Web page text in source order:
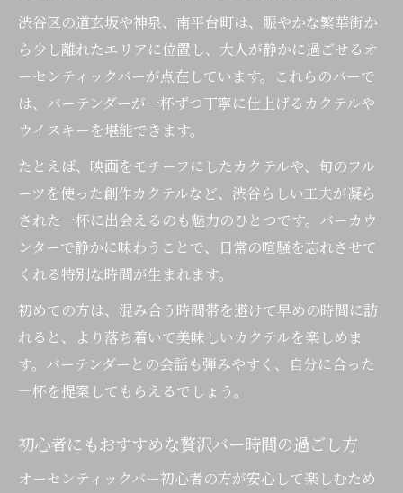
渋谷区の道玄坂や神泉、南平台町は、賑やかな繁華街か
ら少し離れたエリアに位置し、大人が静かに過ごせるオ
ーセンティックバーが点在しています。これらのバーで
は、バーテンダーが一杯ずつ丁寧に仕上げるカクテルや
ウイスキーを堪能できます。
たとえば、映画をモチーフにしたカクテルや、旬のフル
ーツを使った創作カクテルなど、渋谷らしい工夫が凝ら
された一杯に出会えるのも魅力のひとつです。バーカウ
ンターで静かに味わうことで、日常の喧騒を忘れさせて
くれる特別な時間が生まれます。
初めての方は、混み合う時間帯を避けて早めの時間に訪
れると、より落ち着いて美味しいカクテルを楽しめま
す。バーテンダーとの会話も弾みやすく、自分に合った
一杯を提案してもらえるでしょう。
初心者にもおすすめな贅沢バー時間の過ごし方
オーセンティックバー初心者の方が安心して楽しむため